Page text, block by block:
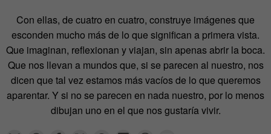
Con ellas, de cuatro en cuatro, construye imágenes que
esconden mucho más de lo que significan a primera vista.
Que imaginan, reflexionan y viajan, sin apenas abrir la boca.
Que nos llevan a mundos que, si se parecen al nuestro, nos
dicen que tal vez estamos más vacíos de lo que queremos
aparentar. Y si no se parecen en nada nuestro, por lo menos
dibujan uno en el que nos gustaría vivir.